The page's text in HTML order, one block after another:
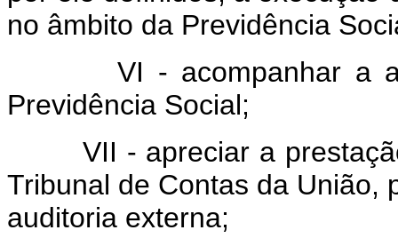
no âmbito da Previdência
VI - acompanhar a
Previdência Social;
VII - apreciar a prestação
Tribunal de Contas da União,
auditoria externa;